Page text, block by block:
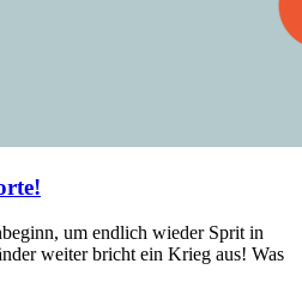
um endlich wieder Sprit in
weiter bricht ein Krieg aus! Was